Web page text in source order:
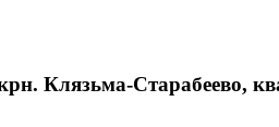
Клязьма-Старабеево,